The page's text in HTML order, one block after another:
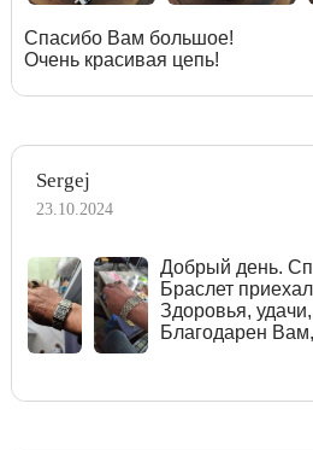
Спасибо Вам большое!
Очень красивая цепь!
Sergej
23.10.2024
Добрый день.
Браслет
Здоровья,
Благодарен